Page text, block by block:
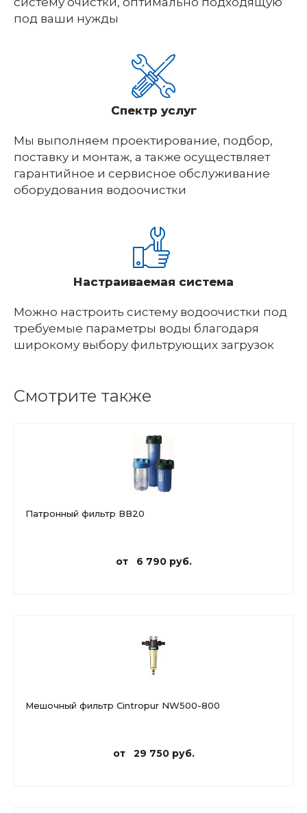
под ваши нужды
Спектр услуг
Мы выполняем проектирование, подбор,
поставку и монтаж, а также осуществляет
гарантийное и сервисное обслуживание
оборудования водоочистки
Настраиваемая система
Можно настроить систему водоочистки под
требуемые параметры воды благодаря
широкому выбору фильтрующих загрузок
Смотрите также
Патронный фильтр ВВ20
от 6 790 руб.
Мешочный фильтр Cintropur NW500-800
от 29 750 руб.